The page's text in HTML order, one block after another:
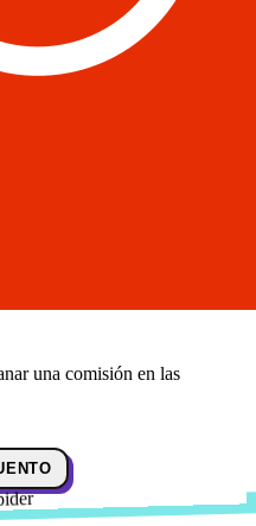
una comisión en las